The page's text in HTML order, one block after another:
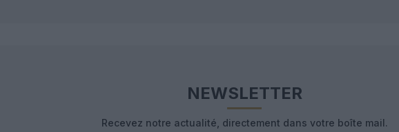
NEWSLETTER
Recevez notre actualité, directement dans votre boîte mail.